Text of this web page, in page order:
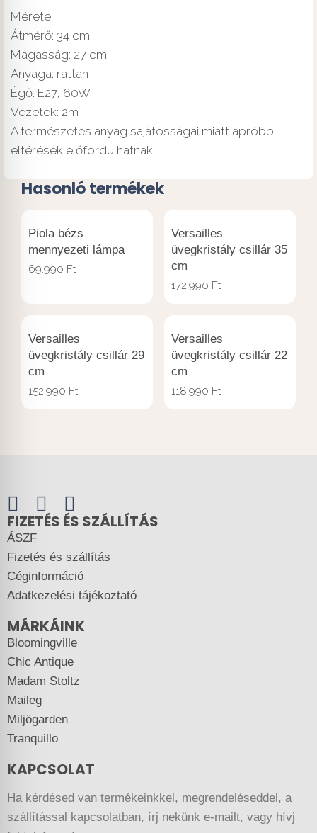
Mérete:
Átmérő: 34 cm
Magasság: 27 cm
Anyaga: rattan
Égő: E27, 60W
Vezeték: 2m
A természetes anyag sajátosságai miatt apróbb
eltérések előfordulhatnak.
Hasonló termékek
Piola bézs
mennyezeti lámpa
69.990 Ft
Versailles
üvegkristály csillár 35
cm
172.990 Ft
Versailles
üvegkristály csillár 29
cm
152.990 Ft
Versailles
üvegkristály csillár 22
cm
118.990 Ft
FIZETÉS ÉS SZÁLLÍTÁS
ÁSZF
Fizetés és szállítás
Céginformáció
Adatkezelési tájékoztató
MÁRKÁINK
Bloomingville
Chic Antique
Madam Stoltz
Maileg
Miljögarden
Tranquillo
KAPCSOLAT
Ha kérdésed van termékeinkkel, megrendeléseddel, a
szállítással kapcsolatban, írj nekünk e-mailt, vagy hívj